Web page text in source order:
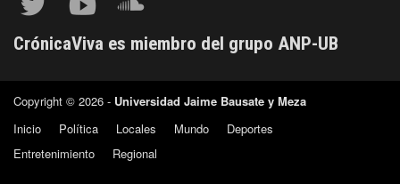
CrónicaViva es miembro del grupo ANP-UB
Copyright © 2026 - Universidad Jaime Bausate y Meza
Inicio
Política Locales Mundo
Deportes
Entretenimiento
Regional